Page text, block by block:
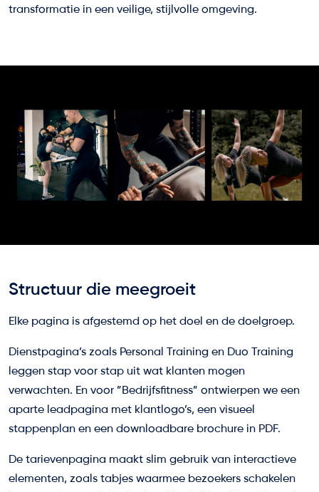
transformatie in een veilige, stijlvolle omgeving.
Structuur die meegroeit
Elke pagina is afgestemd op het doel en de doelgroep.
Dienstpagina’s zoals Personal Training en Duo Training
leggen stap voor stap uit wat klanten mogen
verwachten. En voor ”Bedrijfsfitness” ontwierpen we een
aparte leadpagina met klantlogo’s, een visueel
stappenplan en een downloadbare brochure in PDF.
De tarievenpagina maakt slim gebruik van interactieve
elementen, zoals tabjes waarmee bezoekers schakelen